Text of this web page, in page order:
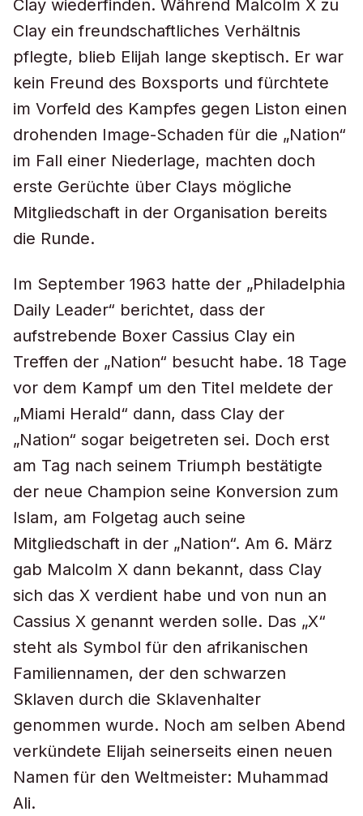
Clay wiederfinden. Während Malcolm X zu
Clay ein freundschaftliches Verhältnis
pflegte, blieb Elijah lange skeptisch. Er war
kein Freund des Boxsports und fürchtete
im Vorfeld des Kampfes gegen Liston einen
drohenden Image-Schaden für die „Nation“
im Fall einer Niederlage, machten doch
erste Gerüchte über Clays mögliche
Mitgliedschaft in der Organisation bereits
die Runde.
Im September 1963 hatte der „Philadelphia
Daily Leader“ berichtet, dass der
aufstrebende Boxer Cassius Clay ein
Treffen der „Nation“ besucht habe. 18 Tage
vor dem Kampf um den Titel meldete der
„Miami Herald“ dann, dass Clay der
„Nation“ sogar beigetreten sei. Doch erst
am Tag nach seinem Triumph bestätigte
der neue Champion seine Konversion zum
Islam, am Folgetag auch seine
Mitgliedschaft in der „Nation“. Am 6. März
gab Malcolm X dann bekannt, dass Clay
sich das X verdient habe und von nun an
Cassius X genannt werden solle. Das „X“
steht als Symbol für den afrikanischen
Familiennamen, der den schwarzen
Sklaven durch die Sklavenhalter
genommen wurde. Noch am selben Abend
verkündete Elijah seinerseits einen neuen
Namen für den Weltmeister: Muhammad
Ali.